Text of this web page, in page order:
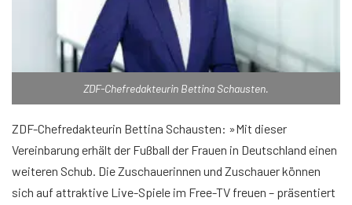
ZDF-Chefredakteurin Bettina Schausten.
ZDF-Chefredakteurin Bettina Schausten: »Mit dieser
Vereinbarung erhält der Fußball der Frauen in Deutschland einen
weiteren Schub. Die Zuschauerinnen und Zuschauer können
sich auf attraktive Live-Spiele im Free-TV freuen – präsentiert